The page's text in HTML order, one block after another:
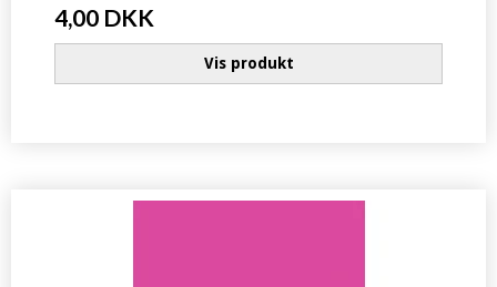
4,00 DKK
Vis produkt